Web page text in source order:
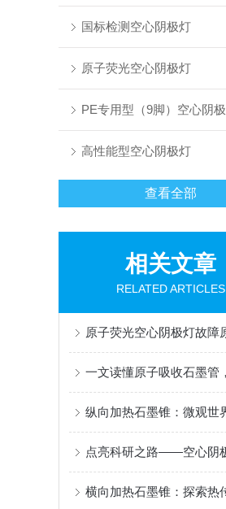
国标检测空心阴极灯
原子荧光空心阴极灯
PE专用型（9脚）空心阴极
高性能型空心阴极灯
查看全部
相关文章
RELATED ARTICLES